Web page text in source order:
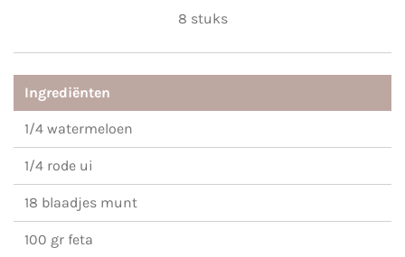
8 stuks
Ingrediënten
1/4 watermeloen
1/4 rode ui
18 blaadjes munt
100 gr feta